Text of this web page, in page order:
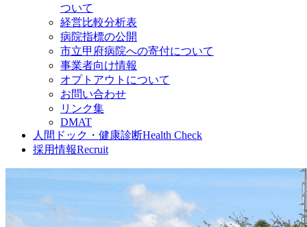
ついて
経営比較分析表
病院指標の公開
市立甲府病院への寄付について
事業者向け情報
オプトアウトについて
お問い合わせ
リンク集
DMAT
人間ドック・健康診断Health Check
採用情報Recruit